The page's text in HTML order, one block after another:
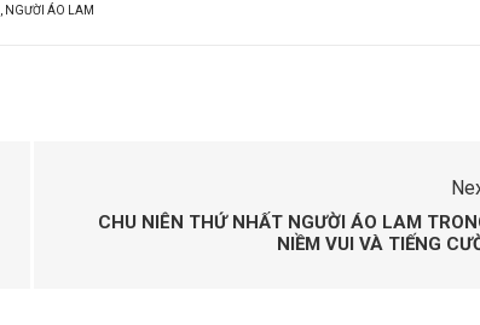
NGƯỜI ÁO LAM
CHU NIÊN THỨ NHẤT NGƯỜI ÁO LAM
NIỀM VUI VÀ TIẾNG